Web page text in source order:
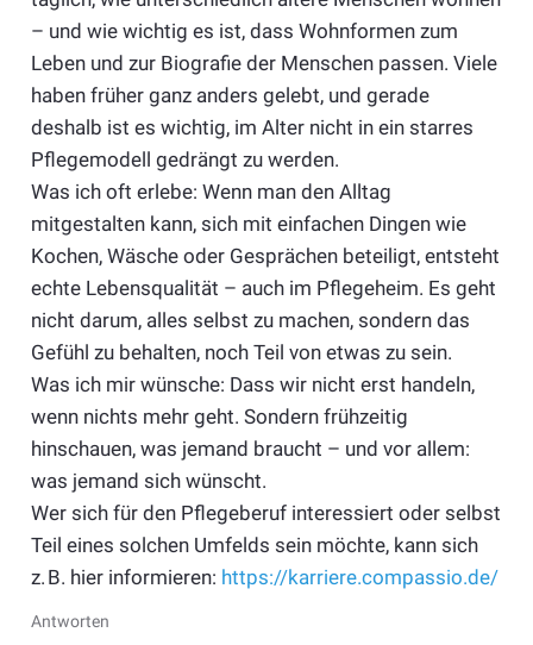
– und wie wichtig es ist, dass Wohnformen zum
Leben und zur Biografie der Menschen passen. Viele
haben früher ganz anders gelebt, und gerade
deshalb ist es wichtig, im Alter nicht in ein starres
Pflegemodell gedrängt zu werden.
Was ich oft erlebe: Wenn man den Alltag
mitgestalten kann, sich mit einfachen Dingen wie
Kochen, Wäsche oder Gesprächen beteiligt, entsteht
echte Lebensqualität – auch im Pflegeheim. Es geht
nicht darum, alles selbst zu machen, sondern das
Gefühl zu behalten, noch Teil von etwas zu sein.
Was ich mir wünsche: Dass wir nicht erst handeln,
wenn nichts mehr geht. Sondern frühzeitig
hinschauen, was jemand braucht – und vor allem:
was jemand sich wünscht.
Wer sich für den Pflegeberuf interessiert oder selbst
Teil eines solchen Umfelds sein möchte, kann sich
z. B. hier informieren: https://karriere.compassio.de/
Antworten